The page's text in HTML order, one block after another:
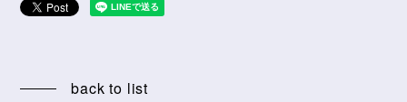
back to list